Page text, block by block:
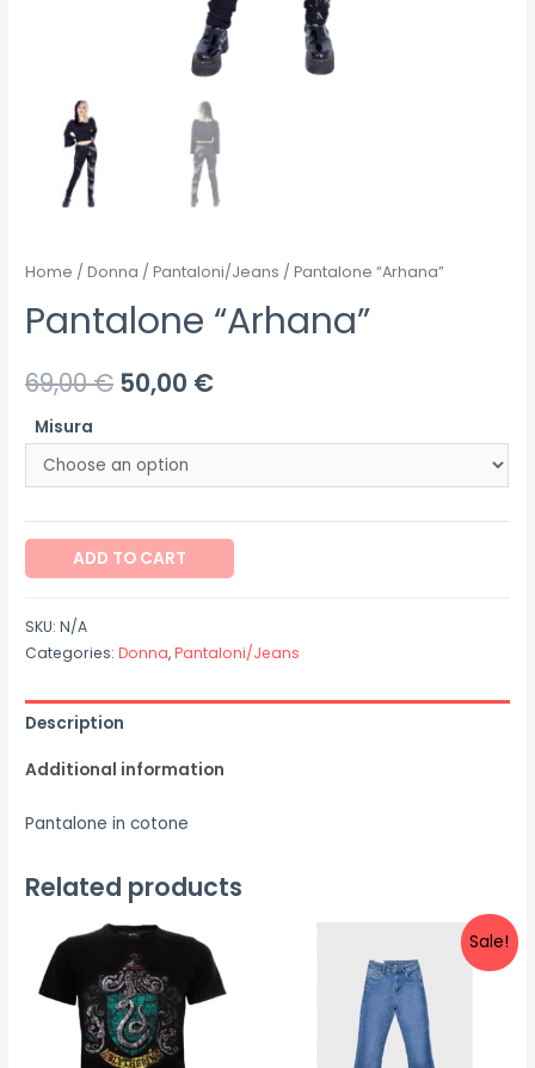
Home /Donna /Pantaloni/Jeans / Pantalone “Arhana”
Pantalone “Arhana”
69,00€ 50,00 €
Misura
Pantalone
"Arhana"
quantity
ADD TO CART
SKU:N/A
Categories:Donna,Pantaloni/Jeans
Description
Additional information
Pantalone in cotone
Related products
Sale!